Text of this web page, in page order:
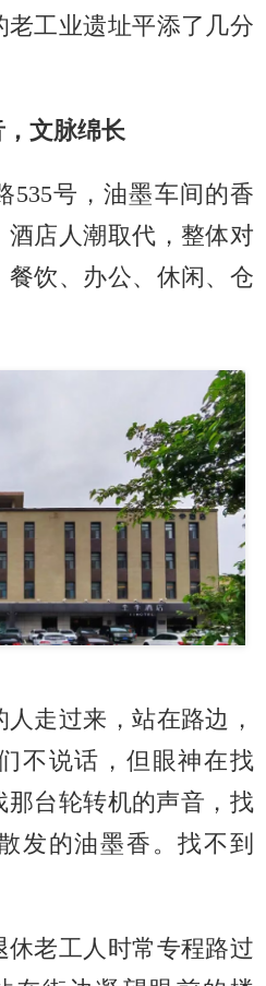
老工业遗址平添了几分
文脉绵长
号，油墨车间的香
店人潮取代，整体对
饮、办公、休闲、仓
走过来，站在路边，
不说话，但眼神在找
台轮转机的声音，找
发的油墨香。找不到
老工人时常专程路过